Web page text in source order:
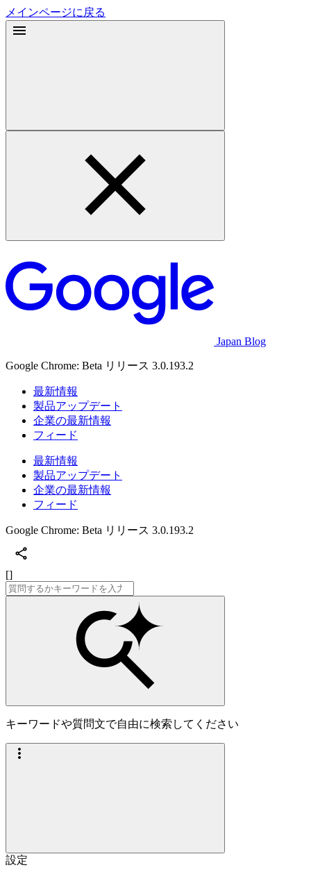
メインページに戻る
Japan Blog
Google Chrome: Beta リリース 3.0.193.2
最新情報
製品アップデート
企業の最新情報
フィード
最新情報
製品アップデート
企業の最新情報
フィード
Google Chrome: Beta リリース 3.0.193.2
[]
キーワードや質問文で自由に検索してください
設定